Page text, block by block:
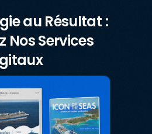
au Résultat :
Nos Services